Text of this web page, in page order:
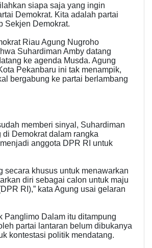
siapa saja yang ingin
Demokrat. Kita adalah partai
Sekjen Demokrat.
Riau Agung Nugroho
Suhardiman Amby datang
ke agenda Musda. Agung
Pekanbaru ini tak menampik,
bergabung ke partai berlambang
memberi sinyal, Suhardiman
di Demokrat dalam rangka
anggota DPR RI untuk
secara khusus untuk menawarkan
diri sebagai calon untuk maju
RI),” kata Agung usai gelaran
Panglimo Dalam itu ditampung
partai lantaran belum dibukanya
kontestasi politik mendatang.